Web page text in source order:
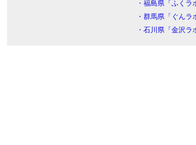
・福島県「ふくラ
・群馬県「ぐんラ
・石川県「金沢ラ